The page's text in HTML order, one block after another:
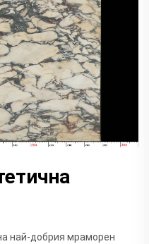
най-добрия мраморен